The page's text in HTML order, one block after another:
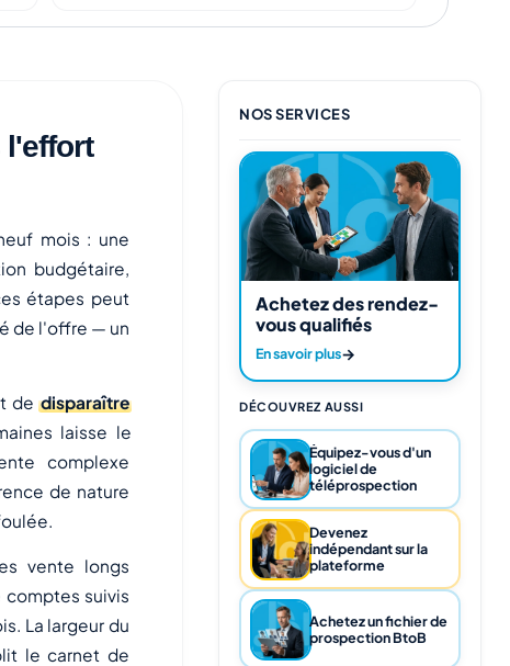
l'effort
mois : une
budgétaire,
étapes peut
de l'offre — un
dedisparaître
laisse le
complexe
de nature
vente longs
suivis
La largeur du
le carnet de
NOS SERVICES
Achetez des rendez-
vous qualifiés
En savoir plus→
DÉCOUVREZ AUSSI
Équipez-vous d'un
logiciel de
téléprospection
Devenez
indépendant sur la
plateforme
Achetez un fichier de
prospection BtoB